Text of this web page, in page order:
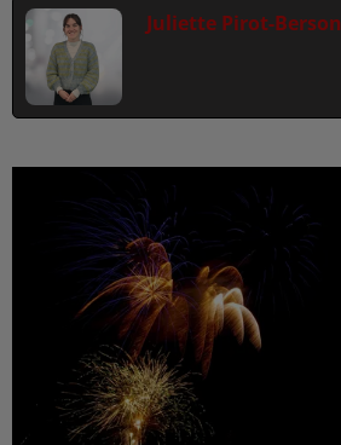
Juliette Pirot-Berson